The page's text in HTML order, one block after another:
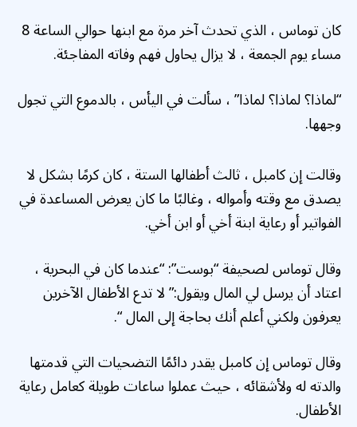
كان توماس ، الذي تحدث آخر مرة مع ابنها حوالي الساعة 8
مساء يوم الجمعة ، لا يزال يحاول فهم وفاته المفاجئة.
“لماذا؟ لماذا؟ لماذا” ، سألت في اليأس ، بالدموع التي تجول
وجهها.
وقالت إن كامبل ، ثالث أطفالها الستة ، كان كرمًا بشكل لا
يصدق مع وقته وأمواله ، وغالبًا ما كان يعرض المساعدة في
الفواتير أو رعاية ابنة أخي أو ابن أخي.
وقال توماس لصحيفة “بوست”: “عندما كان في البحرية ،
اعتاد أن يرسل لي المال ويقول:” لا تدع الأطفال الآخرين
يعرفون ولكني أعلم أنك بحاجة إلى المال “.
وقال توماس إن كامبل يقدر دائمًا التضحيات التي قدمتها
والدته له ولأشقائه ، حيث عملوا ساعات طويلة كعامل رعاية
الأطفال.